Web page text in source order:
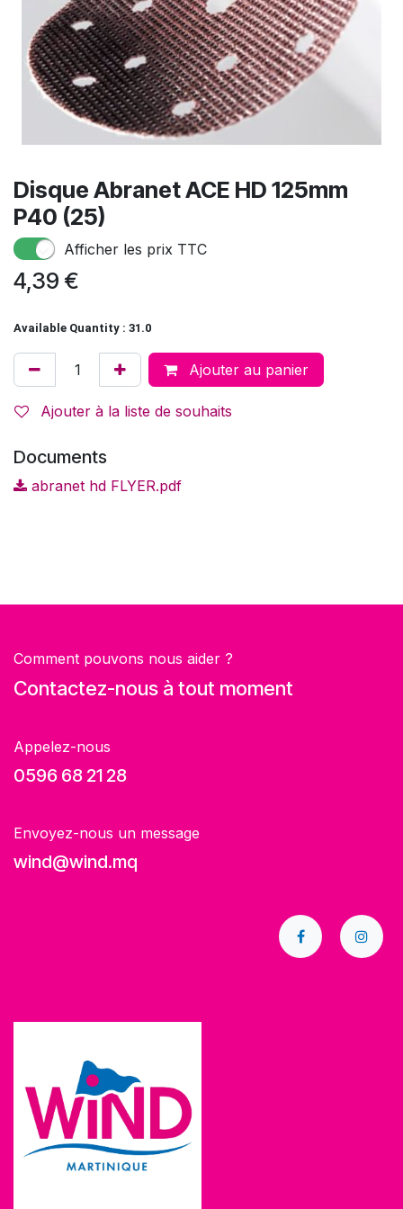
Disque Abranet ACE HD 125mm
P40 (25)
Afficher les prix TTC
4,39 €
Available Quantity : 31.0
Ajouter au panier
Ajouter à la liste de souhaits
Documents
abranet hd FLYER.pdf
Comment pouvons nous aider ?
Contactez-nous à tout moment
Appelez-nous
0596 68 21 28
Envoyez-nous un message
wind@wind.mq